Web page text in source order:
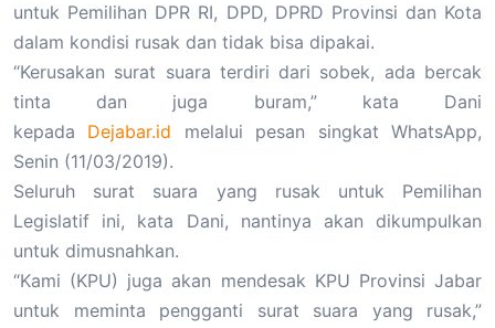
untuk Pemilihan DPR RI, DPD, DPRD Provinsi dan Kota
dalam kondisi rusak dan tidak bisa dipakai.
“Kerusakan surat suara terdiri dari sobek, ada bercak
tinta dan juga buram,” kata Dani
kepada Dejabar.id melalui pesan singkat WhatsApp,
Senin (11/03/2019).
Seluruh surat suara yang rusak untuk Pemilihan
Legislatif ini, kata Dani, nantinya akan dikumpulkan
untuk dimusnahkan.
“Kami (KPU) juga akan mendesak KPU Provinsi Jabar
untuk meminta pengganti surat suara yang rusak,”